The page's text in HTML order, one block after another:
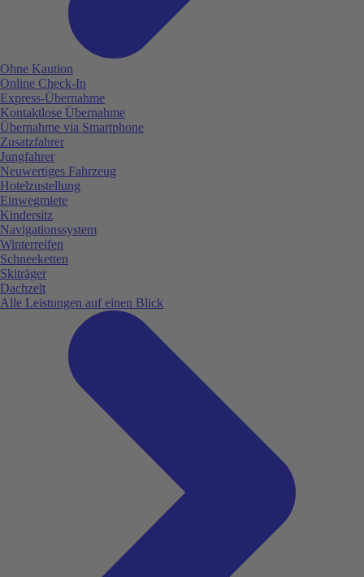
Ohne Kaution
Online Check-In
Express-Übernahme
Kontaktlose Übernahme
Übernahme via Smartphone
Zusatzfahrer
Jungfahrer
Neuwertiges Fahrzeug
Hotelzustellung
Einwegmiete
Kindersitz
Navigationssystem
Winterreifen
Schneeketten
Skiträger
Dachzelt
Alle Leistungen auf einen Blick